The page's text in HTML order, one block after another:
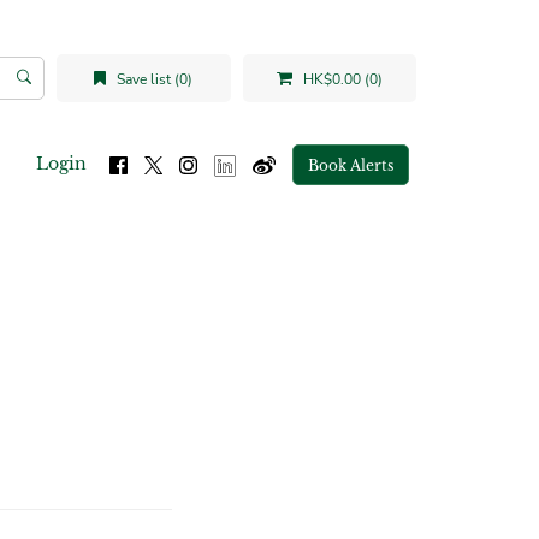
Save list (0) HK$0.00 (0)
Login Book Alerts